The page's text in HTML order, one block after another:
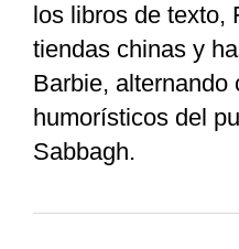
los libros de texto,
tiendas chinas y
Barbie, alternando
humorísticos del
Sabbagh.